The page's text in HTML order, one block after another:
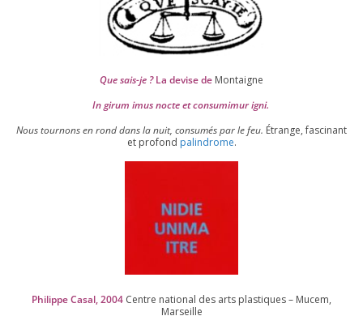
Que sais-je ?La devise de Montaigne
In girum imus nocte et consu­mi­mur igni.
Nous tour­nons en rond dans la nuit, consu­més par le feu. Étrange, fas­ci­nant
et pro­fond palin­drome.
Philippe Casal,2004 Centre natio­nal des arts plas­tiques – Mucem,
Marseille